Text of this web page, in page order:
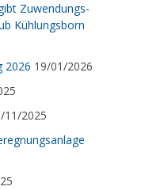
Zuwendungs-
Kühlungsborn
2026 19/01/2026
11/2025